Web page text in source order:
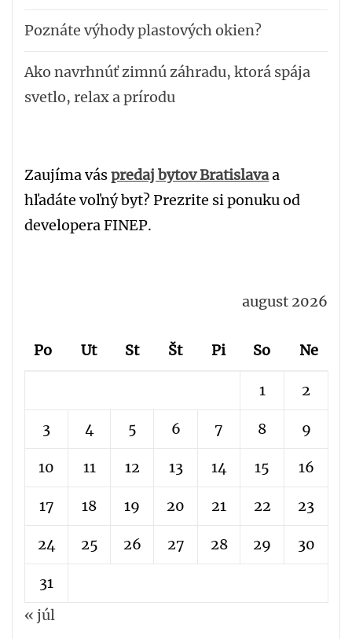
Poznáte výhody plastových okien?
Ako navrhnúť zimnú záhradu, ktorá spája
svetlo, relax a prírodu
Zaujíma váspredaj bytov Bratislavaa
hľadáte voľný byt? Prezrite si ponuku od
developera FINEP.
august 2026
Po Ut St Št Pi So Ne
1 2
3 4 5 6 7 8 9
10 11 12 13 14 15 16
17 18 19 20 21 22 23
24 25 26 27 28 29 30
31
« júl